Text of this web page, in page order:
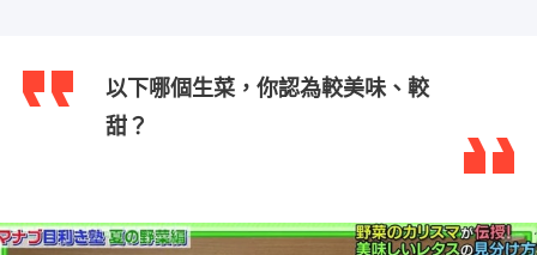
以下哪個生菜，你認為較美味、較
甜？